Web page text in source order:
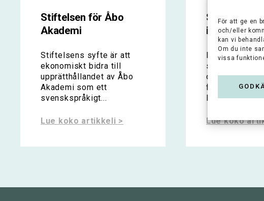
För att ge en
och/eller
kan vi
Om du inte
vissa
Stiftelsen för Åbo
Akademi
Stiftelsens syfte är att
ekonomiskt bidra till
upprätthållandet av Åbo
Akademi som ett
svenskspråkigt...
Lue koko artikkeli >
Samfundet
i svenska
Folkhälsan är
största
organisation
för bättre hälsa
livskvalitet
Lue koko